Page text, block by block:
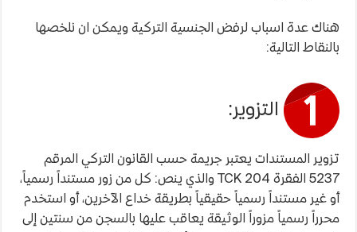
هناك عدة اسباب لرفض الجنسية التركية ويمكن ان نلخصها
بالنقاط التالية:
التزوير:
تزوير المستندات يعتبر جريمة حسب القانون التركي المرقم
5237 الفقرة TCK 204 والذي ينص: كل من زور مستنداً رسمياً،
أو غير مستنداً رسمياً حقيقياً بطريقة خداع الآخرين، أو استخدم
محرراً رسمياً مزوراً الوثيقة يعاقب عليها بالسجن من سنتين إلى